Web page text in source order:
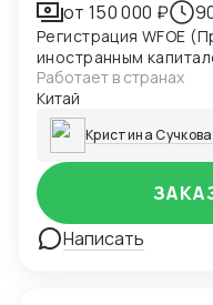
от 150 000 ₽
Регистрация WFOE
иностранным
Работает в странах
Китай
Кристина Сучкова
Написать